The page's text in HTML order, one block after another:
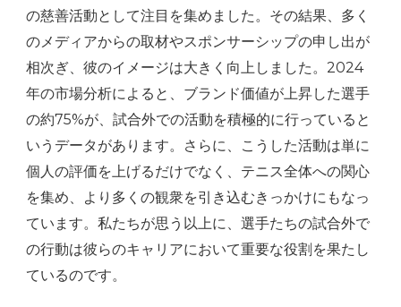
の慈善活動として注目を集めました。その結果、多く
のメディアからの取材やスポンサーシップの申し出が
相次ぎ、彼のイメージは大きく向上しました。2024
年の市場分析によると、ブランド価値が上昇した選手
の約75%が、試合外での活動を積極的に行っていると
いうデータがあります。さらに、こうした活動は単に
個人の評価を上げるだけでなく、テニス全体への関心
を集め、より多くの観衆を引き込むきっかけにもなっ
ています。私たちが思う以上に、選手たちの試合外で
の行動は彼らのキャリアにおいて重要な役割を果たし
ているのです。